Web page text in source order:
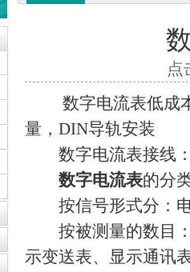
点
数字电流表低成本
量，DIN导轨安装
数字电流表接线：
数字电流表的分
按信号形式分：电
按被测量的数目：
示变送表、显示通讯